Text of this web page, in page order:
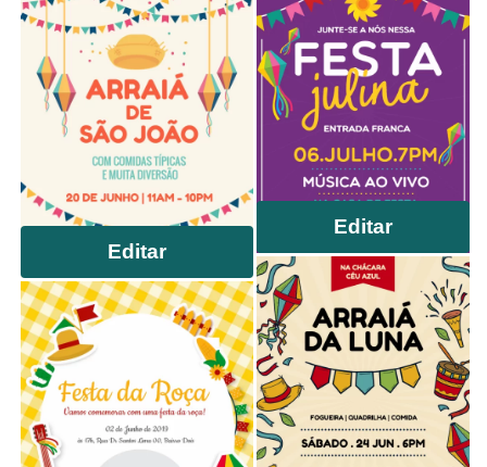
Editar
Editar